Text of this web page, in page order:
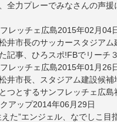
全力プレーでみなさんの声
2015年02月04
井市長のサッカースタジア
記事、ひろスポ!FBでリーチ
2015年01月26
井市長、スタジアム建設候
つとするサンフレッチェ広
2014年06月29日
えた”エンジェル、なでしこ